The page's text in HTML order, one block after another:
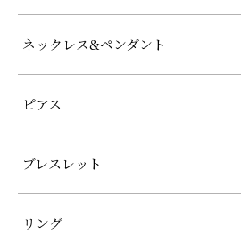
ネックレス&ペンダント
ピアス
ブレスレット
リング